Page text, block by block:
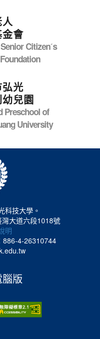
會
Citizenˊs
光
兒園
Preschool of
University
科技大學。
灣大道六段1018號
明
886-4-26310744
腦版